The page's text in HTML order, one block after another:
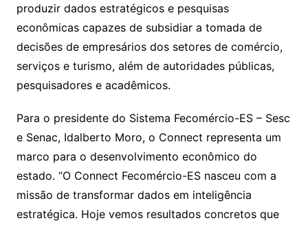
produzir dados estratégicos e pesquisas
econômicas capazes de subsidiar a tomada de
decisões de empresários dos setores de comércio,
serviços e turismo, além de autoridades públicas,
pesquisadores e acadêmicos.
Para o presidente do Sistema Fecomércio-ES – Sesc
e Senac, Idalberto Moro, o Connect representa um
marco para o desenvolvimento econômico do
estado. “O Connect Fecomércio-ES nasceu com a
missão de transformar dados em inteligência
estratégica. Hoje vemos resultados concretos que